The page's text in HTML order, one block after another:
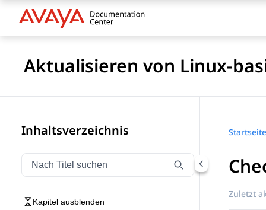
Aktualisieren von Linux-
Inhaltsverzeichnis
Navigation nach Titel filtern
Geben Sie Text ein, um Navigationselemente nach
Kapitel ausblenden
Startseite
Zuletzt